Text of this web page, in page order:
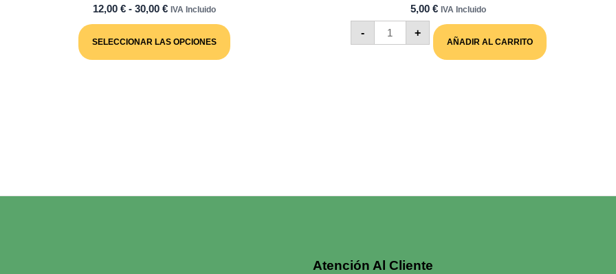
12,00 € - 30,00 €Rango
Desde
12,00 €
IVA Incluido
SELECCIONAR LAS OPCIONES
Producto
Tiene
5,00 € IVA Incluido
-
Taza
Día
+
AÑADIR AL CARRITO
Atención Al Cliente